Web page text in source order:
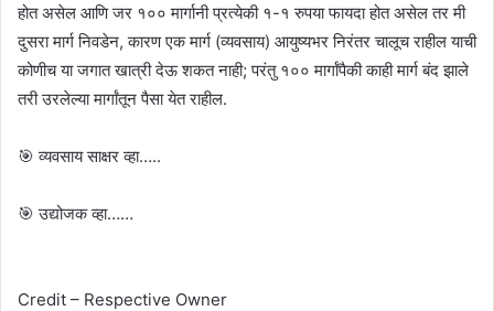
होत असेल आणि जर १०० मार्गानी प्रत्येकी १-१ रुपया फायदा होत असेल तर मी
दुसरा मार्ग निवडेन, कारण एक मार्ग (व्यवसाय) आयुष्यभर निरंतर चालूच राहील याची
कोणीच या जगात खात्री देऊ शकत नाही; परंतु १०० मार्गांपैकी काही मार्ग बंद झाले
तरी उरलेल्या मार्गांतून पैसा येत राहील.
🎯 व्यवसाय साक्षर व्हा…..
🎯 उद्योजक व्हा……
Credit – Respective Owner